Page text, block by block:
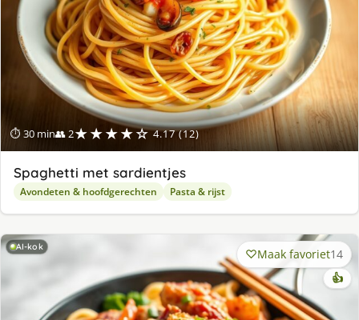
⏱ 30 min👥 2★★★★☆ 4.17 (12)
Spaghetti met sardientjes
Avondeten & hoofdgerechten Pasta & rijst
AI-kok Maak favoriet14
👍